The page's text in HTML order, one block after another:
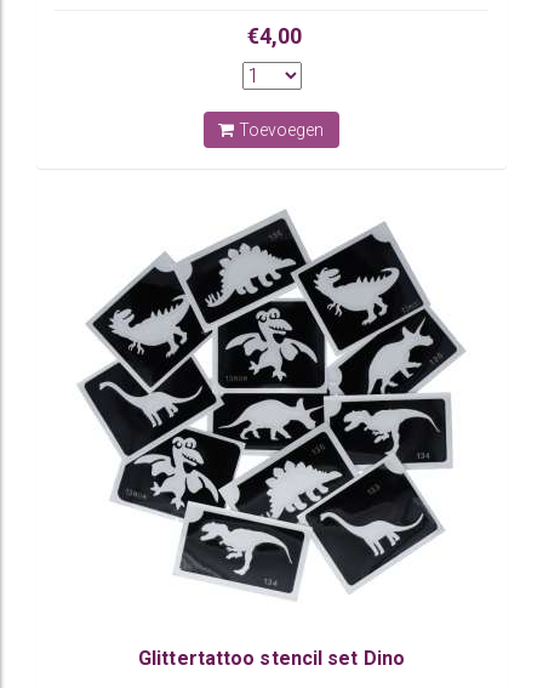
€4,00
Toevoegen
Glittertattoo stencil set Dino